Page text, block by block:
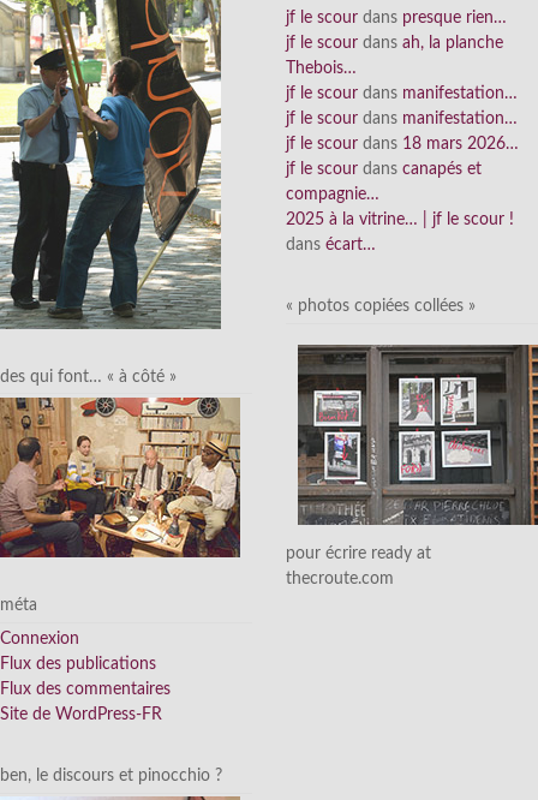
des qui font… « à côté »
méta
Connexion
Flux des publications
Flux des commentaires
Site de WordPress-FR
ben, le discours et pinocchio ?
jf le scour dans presque rien…
jf le scour dans ah, la planche
Thebois…
jf le scour dans manifestation…
jf le scour dans manifestation…
jf le scour dans 18 mars 2026…
jf le scour dans canapés et
compagnie…
2025 à la vitrine… | jf le scour !
dans écart…
« photos copiées collées »
pour écrire ready at
thecroute.com